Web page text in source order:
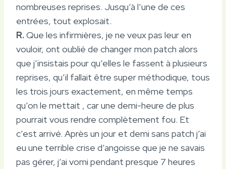
nombreuses reprises. Jusqu’à l’une de ces
entrées, tout explosait.
R. Que les infirmières, je ne veux pas leur en
vouloir, ont oublié de changer mon patch alors
que j’insistais pour qu’elles le fassent à plusieurs
reprises, qu’il fallait être super méthodique, tous
les trois jours exactement, en même temps
qu’on le mettait , car une demi-heure de plus
pourrait vous rendre complètement fou. Et
c’est arrivé. Après un jour et demi sans patch j’ai
eu une terrible crise d’angoisse que je ne savais
pas gérer, j’ai vomi pendant presque 7 heures